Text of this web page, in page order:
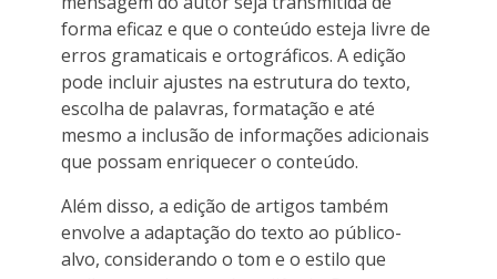
forma eficaz e que o conteúdo esteja livre de
erros gramaticais e ortográficos. A edição
pode incluir ajustes na estrutura do texto,
escolha de palavras, formatação e até
mesmo a inclusão de informações adicionais
que possam enriquecer o conteúdo.
Além disso, a edição de artigos também
envolve a adaptação do texto ao público-
alvo, considerando o tom e o estilo que